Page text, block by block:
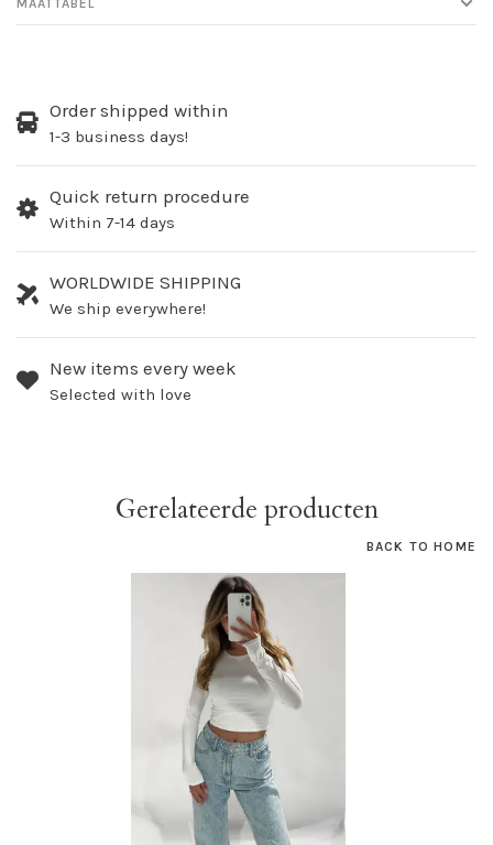
Order shipped within
1-3 business days!
Quick return procedure
Within 7-14 days
WORLDWIDE SHIPPING
We ship everywhere!
New items every week
Selected with love
Gerelateerde producten
BACK TO HOME